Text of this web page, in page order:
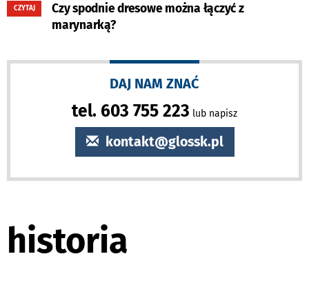
CZYTAJ
Czy spodnie dresowe można łączyć z
marynarką?
DAJ NAM ZNAĆ
tel. 603 755 223 lub napisz
kontakt@glossk.pl
historia